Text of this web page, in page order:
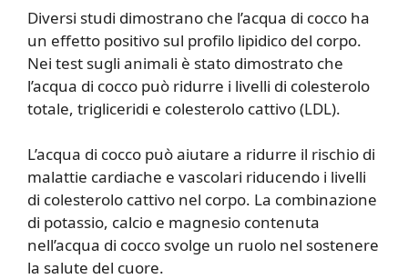
Diversi studi dimostrano che l’acqua di cocco ha
un effetto positivo sul profilo lipidico del corpo.
Nei test sugli animali è stato dimostrato che
l’acqua di cocco può ridurre i livelli di colesterolo
totale, trigliceridi e colesterolo cattivo (LDL).
L’acqua di cocco può aiutare a ridurre il rischio di
malattie cardiache e vascolari riducendo i livelli
di colesterolo cattivo nel corpo. La combinazione
di potassio, calcio e magnesio contenuta
nell’acqua di cocco svolge un ruolo nel sostenere
la salute del cuore.